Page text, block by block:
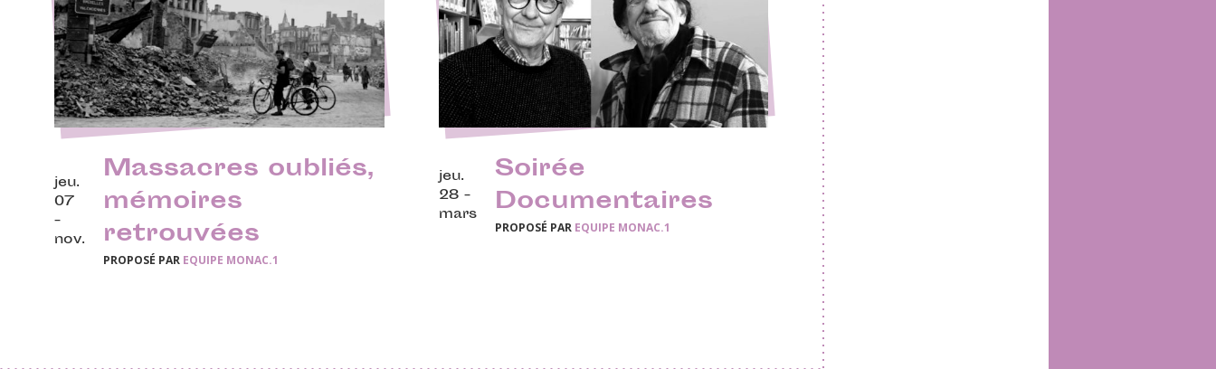
jeu.
07
-
nov.
Massacres oubliés,
mémoires
retrouvées
PROPOSÉ PAR EQUIPE MONAC.1
jeu.
28 -
mars
Soirée
Documentaires
PROPOSÉ PAR EQUIPE MONAC.1